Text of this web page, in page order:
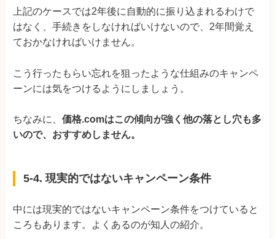
上記のケースでは2年後に自動的に振り込まれるわけで
はなく、手続きをしなければいけないので、2年間覚え
ておかなければいけません。
こう行ったもらい忘れを狙ったような仕組みのキャンペ
ーンには気をつけるようにしましょう。
ちなみに、 価格.comはこの傾向が強く他の落とし穴も多
いので、おすすめしません。
5-4. 現実的ではないキャンペーン条件
中には現実的ではないキャンペーン条件をつけていると
ころもあります。よくあるのが知人の紹介。